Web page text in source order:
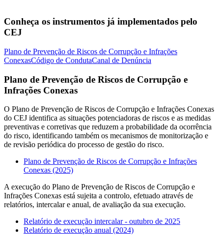
Conheça os instrumentos já implementados pelo
CEJ
Plano de Prevenção de Riscos de Corrupção e Infrações
ConexasCódigo de CondutaCanal de Denúncia
Plano de Prevenção de Riscos de Corrupção e
Infrações Conexas
O Plano de Prevenção de Riscos de Corrupção e Infrações Conexas
do CEJ identifica as situações potenciadoras de riscos e as medidas
preventivas e corretivas que reduzem a probabilidade da ocorrência
do risco, identificando também os mecanismos de monitorização e
de revisão periódica do processo de gestão do risco.
Plano de Prevenção de Riscos de Corrupção e Infrações
Conexas (2025)
A execução do Plano de Prevenção de Riscos de Corrupção e
Infrações Conexas está sujeita a controlo, efetuado através de
relatórios, intercalar e anual, de avaliação da sua execução.
Relatório de execução intercalar - outubro de 2025
Relatório de execução anual (2024)